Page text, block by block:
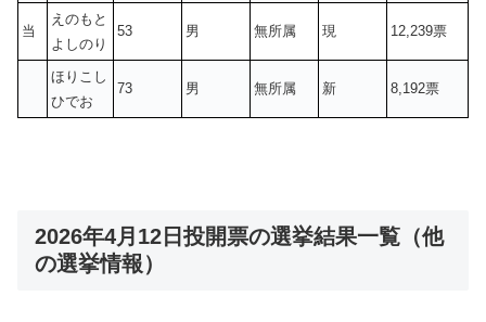
当
えのもと
よしのり
53 男 無所属 現 12,239票
ほりこし
ひでお
73 男 無所属 新 8,192票
2026年4月12日投開票の選挙結果一覧（他
の選挙情報）